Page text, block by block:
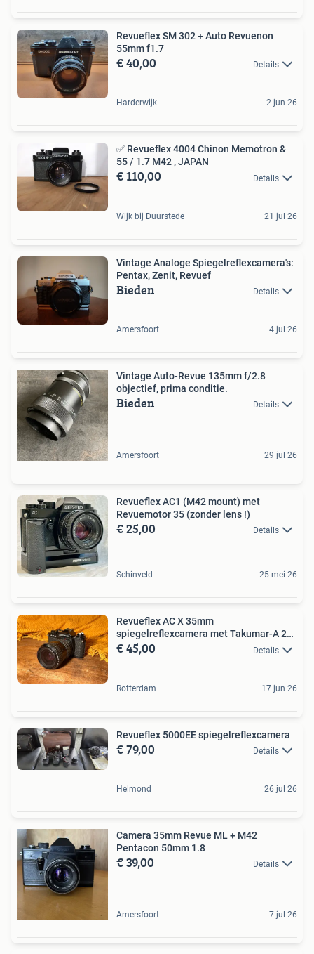
Revueflex SM 302 + Auto Revuenon
55mm f1.7
€ 40,00 Details
Harderwijk 2 jun 26
✅ Revueflex 4004 Chinon Memotron &
55 / 1.7 M42 , JAPAN
€ 110,00 Details
Wijk bij Duurstede 21 jul 26
Vintage Analoge Spiegelreflexcamera's:
Pentax, Zenit, Revuef
Bieden Details
Amersfoort 4 jul 26
Vintage Auto-Revue 135mm f/2.8
objectief, prima conditie.
Bieden Details
Amersfoort 29 jul 26
Revueflex AC1 (M42 mount) met
Revuemotor 35 (zonder lens !)
€ 25,00 Details
Schinveld 25 mei 26
Revueflex AC X 35mm
spiegelreflexcamera met Takumar-A 28-
80m
€ 45,00 Details
Rotterdam 17 jun 26
Revueflex 5000EE spiegelreflexcamera
€ 79,00 Details
Helmond 26 jul 26
Camera 35mm Revue ML + M42
Pentacon 50mm 1.8
€ 39,00 Details
Amersfoort 7 jul 26